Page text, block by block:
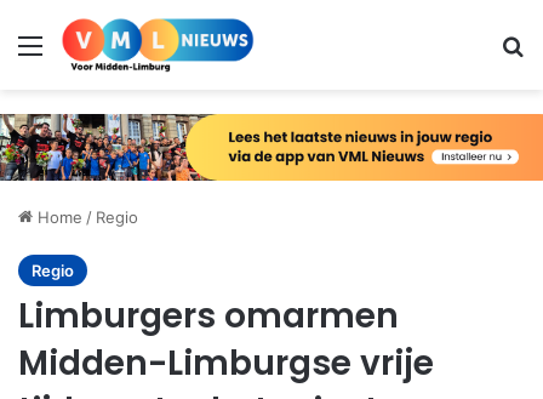
Menu
Home / Regio
Regio
Limburgers omarmen
Midden-Limburgse vrije